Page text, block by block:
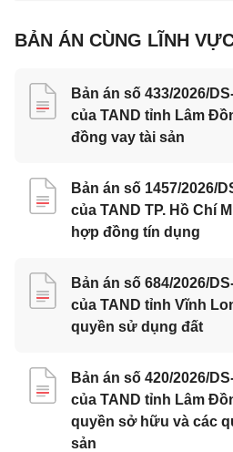
BẢN ÁN CÙNG LĨNH
Bản án số 433/2026/
của TAND tỉnh Lâm
đồng vay tài sản
Bản án số 1457/2026/
của TAND TP. Hồ Chí
hợp đồng tín dụng
Bản án số 684/2026/
của TAND tỉnh Vĩnh
quyền sử dụng đất
Bản án số 420/2026/
của TAND tỉnh Lâm
quyền sở hữu và các
sản